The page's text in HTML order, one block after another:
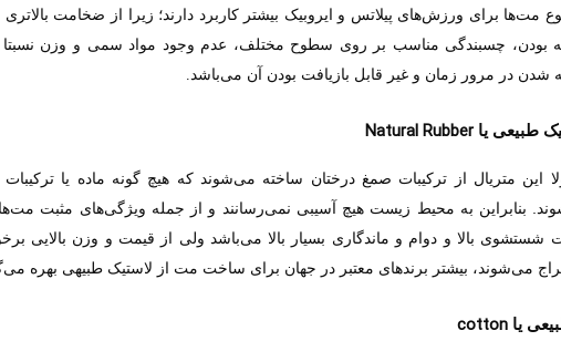
مت‌ها برای ورزش‌های پیلاتس و ایروبیک بیشتر کاربرد دارند؛ زیرا از ضخامت
بودن، چسبندگی مناسب بر روی سطوح مختلف، عدم وجود مواد سمی و وزن نسبتا
شدن در مرور زمان و غیر قابل بازیافت بودن آن می‌باشد.
طبیعی یاNatural Rubber
این متریال از ترکیبات صمغ درختان ساخته می‌شوند که هیچ گونه ماده یا
بنابراین به محیط زیست هیچ آسیبی نمی‌رسانند و از جمله ویژگی‌های مثبت
شستشوی بالا و دوام و ماندگاری بسیار بالا می‌باشد ولی از قیمت و وزن بالایی
می‌شوند، بیشتر برند‌های معتبر در جهان برای ساخت مت از لاستیک طبیهی بهره
یاcotton